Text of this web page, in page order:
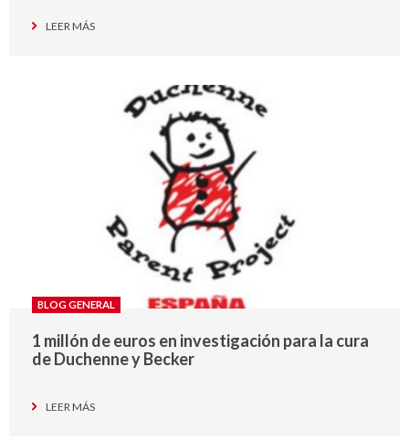
LEER MÁS
BLOG GENERAL
1 millón de euros en investigación para la cura
de Duchenne y Becker
LEER MÁS